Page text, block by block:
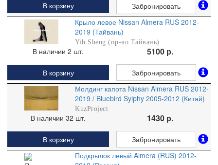
В корзину
Забронировать
Крыло левое Nissan Almera RUS 2012-
2019 (Тайвань)
Yih Sheng (пр-во Тайвань)
В наличии 2 шт. 5100 р.
В корзину
Забронировать
Молдинг капота Nissan Almera RUS 2012-
2019 / Bluebird Sylphy 2005-2012 (Китай)
KuzProject
В наличии 32 шт. 1430 р.
В корзину
Забронировать
Подкрылок левый Almera (RUS) 2012-